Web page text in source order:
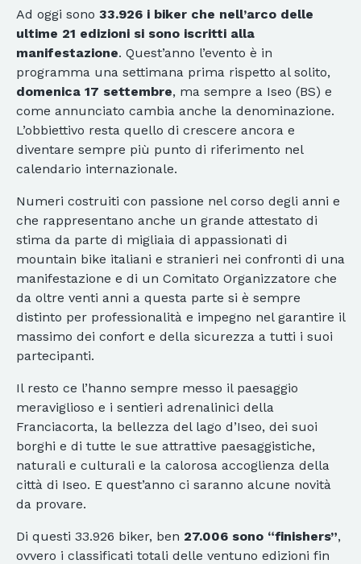
Ad oggi sono 33.926 i biker che nell’arco delle
ultime 21 edizioni si sono iscritti alla
manifestazione. Quest’anno l’evento è in
programma una settimana prima rispetto al solito,
domenica 17 settembre, ma sempre a Iseo (BS) e
come annunciato cambia anche la denominazione.
L’obbiettivo resta quello di crescere ancora e
diventare sempre più punto di riferimento nel
calendario internazionale.
Numeri costruiti con passione nel corso degli anni e
che rappresentano anche un grande attestato di
stima da parte di migliaia di appassionati di
mountain bike italiani e stranieri nei confronti di una
manifestazione e di un Comitato Organizzatore che
da oltre venti anni a questa parte si è sempre
distinto per professionalità e impegno nel garantire il
massimo dei confort e della sicurezza a tutti i suoi
partecipanti.
Il resto ce l’hanno sempre messo il paesaggio
meraviglioso e i sentieri adrenalinici della
Franciacorta, la bellezza del lago d’Iseo, dei suoi
borghi e di tutte le sue attrattive paesaggistiche,
naturali e culturali e la calorosa accoglienza della
città di Iseo. E quest’anno ci saranno alcune novità
da provare.
Di questi 33.926 biker, ben 27.006 sono “finishers”,
ovvero i classificati totali delle ventuno edizioni fin